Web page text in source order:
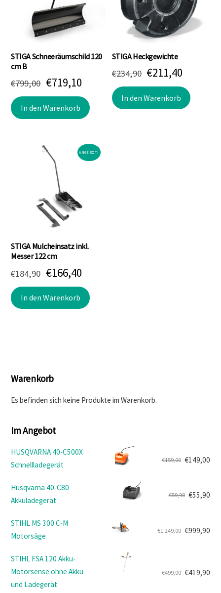
STIGA Schneeräumschild 120
cm B
€799,00 Ursprünglicher
Preis
war:
€719,10Aktueller
Preis
ist:
In den Warenkorb
STIGA Heckgewichte
€234,90 Ursprünglicher
Preis
war:
€211,40
Preis
ist:
In den Warenkorb
ANGEBOT!
STIGA Mulcheinsatz inkl.
Messer 122 cm
€184,90 Ursprünglicher
Preis
war:
€166,40Aktueller
Preis
ist:
In den Warenkorb
Warenkorb
Es befinden sich keine Produkte im Warenkorb.
Im Angebot
HUSQVARNA 40-C500X
Schnellladegerät
€159,00
Ursprünglicher
war:
€159,00
€149,00
Aktueller
ist:
€149,00.
Husqvarna 40-C80
Akkuladegerät
€59,90
Ursprünglicher
war:
€59,90
€55,90
Aktueller
ist:
€55,90.
STIHL MS 300 C-M
Motorsäge
€1.249,00
Ursprünglicher
war:
€1.249,00
€999,90
Aktueller
ist:
€999,90.
STIHL FSA 120 Akku-
Motorsense ohne Akku
und Ladegerät
€499,00 €419,90